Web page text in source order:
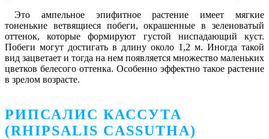
Это ампельное эпифитное растение имеет мягкие
тоненькие ветвящиеся побеги, окрашенные в зеленоватый
оттенок, которые формируют густой ниспадающий куст.
Побеги могут достигать в длину около 1,2 м. Иногда такой
вид зацветает и тогда на нем появляется множество маленьких
цветков белесого оттенка. Особенно эффектно такое растение
в зрелом возрасте.
РИПСАЛИС КАССУТА
(RHIPSALIS CASSUTHA)